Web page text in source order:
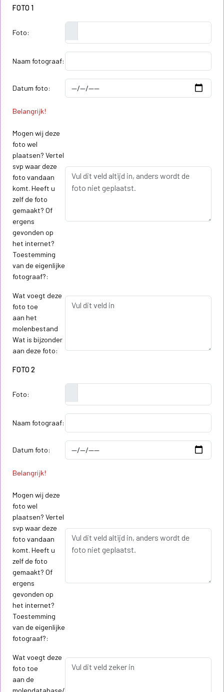
FOTO 1
Foto:
Naam fotograaf:
Datum foto:
Belangrijk!
Mogen wij deze
foto wel
plaatsen? Vertel
svp waar deze
foto vandaan
komt. Heeft u
zelf de foto
gemaakt? Of
ergens
gevonden op
het internet?
Toestemming
van de eigenlijke
fotograaf?:
Wat voegt deze
foto toe
aan het
molenbestand
Wat is bijzonder
aan deze foto:
FOTO 2
Foto:
Naam fotograaf:
Datum foto:
Belangrijk!
Mogen wij deze
foto wel
plaatsen? Vertel
svp waar deze
foto vandaan
komt. Heeft u
zelf de foto
gemaakt? Of
ergens
gevonden op
het internet?
Toestemming
van de eigenlijke
fotograaf?:
Wat voegt deze
foto toe
aan de
molendatabase/